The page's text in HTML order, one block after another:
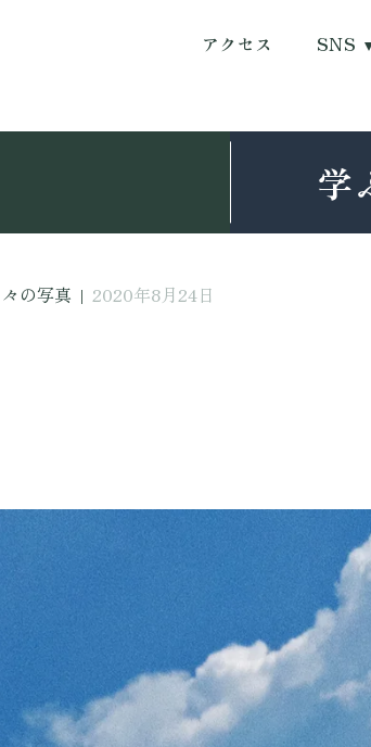
アクセス SNS
学
の写真 | 2020年8月24日